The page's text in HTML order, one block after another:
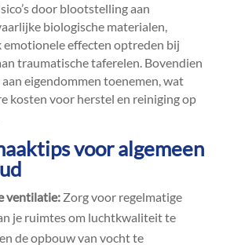
door blootstelling aan
biologische materialen,
emotionele effecten optreden bij
traumatische taferelen.​ Bovendien
aan eigendommen toenemen, wat
kosten voor herstel en reiniging op
voor algemeen
ventilatie:Zorg voor regelmatige
je ruimtes om luchtkwaliteit te
de opbouw van vocht te